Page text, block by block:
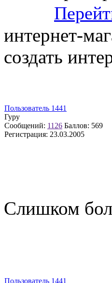
интернет-
создать
Пользователь 1441
Гуру
Сообщений: 1126 Баллов: 569
Регистрация: 23.03.2005
Слишком
Пользователь 1441